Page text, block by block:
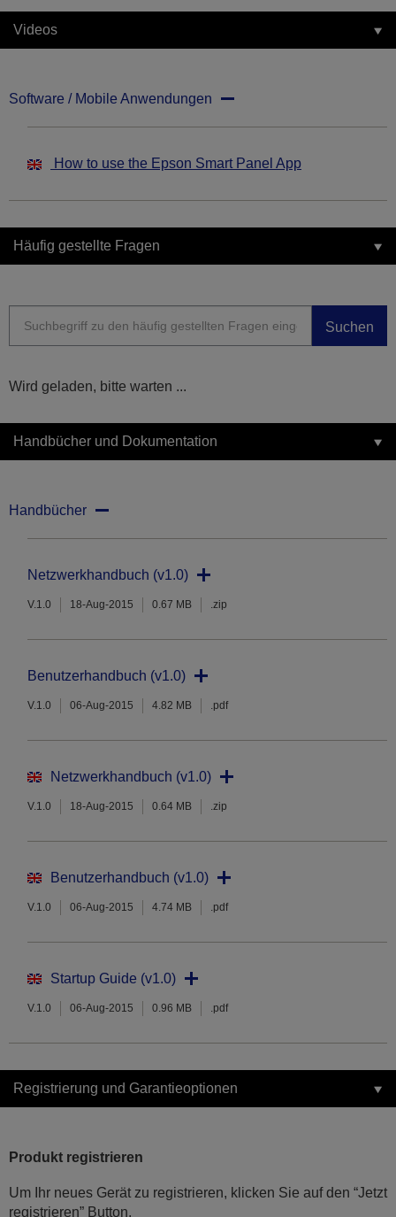
Videos
Software / Mobile Anwendungen
How to use the Epson Smart Panel App
Häufig gestellte Fragen
Suchen
Wird geladen, bitte warten ...
Handbücher und Dokumentation
Handbücher
Netzwerkhandbuch (v1.0)
V.1.0 18-Aug-2015 0.67 MB .zip
Benutzerhandbuch (v1.0)
V.1.0 06-Aug-2015 4.82 MB .pdf
Netzwerkhandbuch (v1.0)
V.1.0 18-Aug-2015 0.64 MB .zip
Benutzerhandbuch (v1.0)
V.1.0 06-Aug-2015 4.74 MB .pdf
Startup Guide (v1.0)
V.1.0 06-Aug-2015 0.96 MB .pdf
Registrierung und Garantieoptionen
Produkt registrieren
Um Ihr neues Gerät zu registrieren, klicken Sie auf den “Jetzt
registrieren” Button.